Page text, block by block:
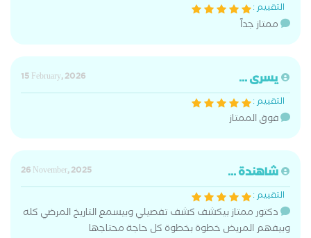
التقييم :
ممتاز جداً
يسرى ...
15 February, 2026
التقييم :
فوق الممتاز
شاهندة ...
26 November, 2025
التقييم :
دكتور ممتاز بيكشف كشف تفصيلي وبيسمع التاريخ المرضي كله
وبيفهم المريض خطوة بخطوة كل حاجة محتاجها